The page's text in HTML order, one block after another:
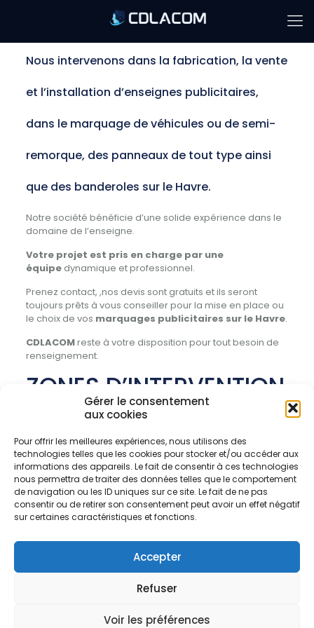
Gérer le consentement
aux cookies
Pour offrir les meilleures expériences, nous utilisons des
technologies telles que les cookies pour stocker et/ou accéder aux
informations des appareils. Le fait de consentir à ces technologies
nous permettra de traiter des données telles que le comportement
de navigation ou les ID uniques sur ce site. Le fait de ne pas
consentir ou de retirer son consentement peut avoir un effet négatif
sur certaines caractéristiques et fonctions.
Accepter
Refuser
Voir les préférences
Nous intervenons dans la fabrication, la vente
et l’installation d’enseignes publicitaires,
dans le marquage de véhicules ou de semi-
remorque, des panneaux de tout type ainsi
que des banderoles sur le Havre.
Notre société bénéficie d’une solide expérience dans le
domaine de l’enseigne.
Votre projet est pris en charge par une
équipedynamique et professionnel.
Prenez contact, ,nos devis sont gratuits et ils seront
toujours prêts à vous conseiller pour la mise en place ou
le choix de vos marquages publicitaires sur le Havre.
CDLACOMreste à votre disposition pour tout besoin de
renseignement.
ZONES D’INTERVENTION
Nous intervenonsessentiellement dans la
la ville du Havre.
CDLACOM Tel : 06 04 17 28 48
Voir des exemples de réalisations ici
:https://cdlacom.eu/realisations/
Formulaire de contact non trouvé !